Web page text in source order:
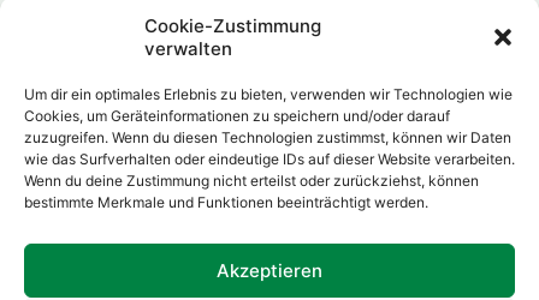
Cookie-Zustimmung
verwalten
Um dir ein optimales Erlebnis zu bieten, verwenden wir Technologien wie
Cookies, um Geräteinformationen zu speichern und/oder darauf
zuzugreifen. Wenn du diesen Technologien zustimmst, können wir Daten
wie das Surfverhalten oder eindeutige IDs auf dieser Website verarbeiten.
Wenn du deine Zustimmung nicht erteilst oder zurückziehst, können
bestimmte Merkmale und Funktionen beeinträchtigt werden.
Akzeptieren
ÖFFNUNGSZEITEN
Montag - Freitag:
08.00 Uhr - 12.00 Uhr
13.00 Uhr - 18.00 Uhr
Samstag: